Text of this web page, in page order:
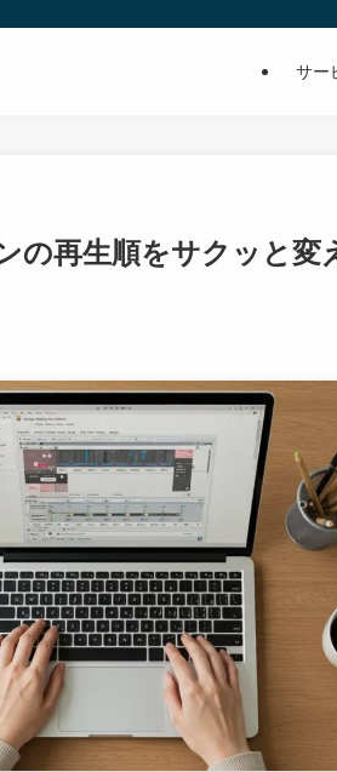
サー
の再生順をサクッと変